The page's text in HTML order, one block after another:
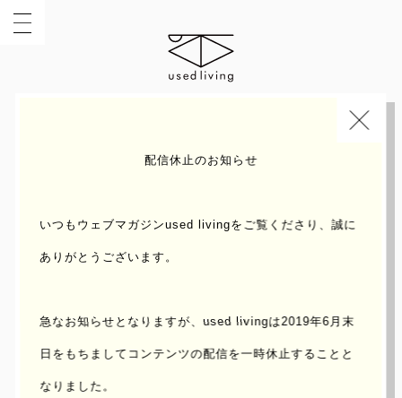
配信休止のお知らせ
いつもウェブマガジンused livingをご覧くださり、誠に
ありがとうございます。
急なお知らせとなりますが、used livingは2019年6月末
日をもちまして コンテンツの配信を一時休止することと
なりました。